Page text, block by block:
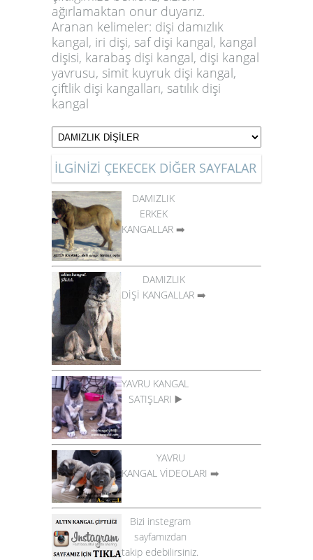
ağırlamaktan onur duyarız.
Aranan kelimeler: dişi damızlık
kangal, iri dişi, saf dişi kangal, kangal
dişisi, karabaş dişi kangal, dişi kangal
yavrusu, simit kuyruk dişi kangal,
çiftlik dişi kangalları, satılık dişi
kangal
İLGİNİZİ ÇEKECEK DİĞER SAYFALAR
DAMIZLIK
ERKEK
KANGALLAR ➡️
DAMIZLIK
DİŞİ KANGALLAR ➡️
YAVRU KANGAL
SATIŞLARI ▶️
YAVRU
KANGAL VİDEOLARI ➡️
Bizi instegram
sayfamızdan
takip edebilirsiniz.